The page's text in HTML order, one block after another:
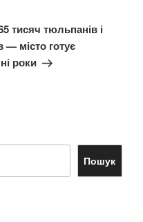
тисяч тюльпанів і
— місто готує
роки
Пошук